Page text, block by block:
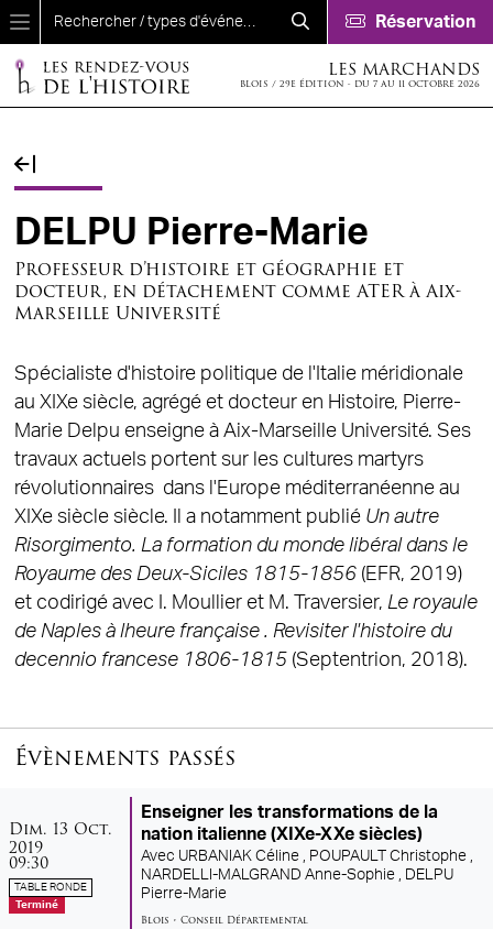
Aller au contenu principal
Réservation
LES MARCHANDS
BLOIS / 29E ÉDITION - DU 7 AU 11 OCTOBRE 2026
DELPU Pierre-Marie
Professeur d’histoire et géographie et
docteur, en détachement comme ATER à Aix-
Marseille Université
Spécialiste d'histoire politique de l'Italie méridionale
au XIXe siècle, agrégé et docteur en Histoire, Pierre-
Marie Delpu enseigne à Aix-Marseille Université. Ses
travaux actuels portent sur les cultures martyrs
révolutionnaires dans l'Europe méditerranéenne au
XIXe siècle siècle. Il a notamment publié Un autre
Risorgimento. La formation du monde libéral dans le
Royaume des Deux-Siciles 1815-1856(EFR, 2019)
et codirigé avec I. Moullier et M. Traversier, Le royaule
de Naples à lheure française . Revisiter l'histoire du
decennio francese 1806-1815 (Septentrion, 2018).
Évènements passés
dimanche
Dim. 13 octobre
Oct.
2019
09:30
TABLE RONDE
Terminé
Enseigner les transformations de la
nation italienne (XIXe-XXe siècles)
Avec URBANIAK Céline ,
POUPAULT Christophe ,
NARDELLI-MALGRAND Anne-Sophie ,
DELPU
Pierre-Marie
Blois • Conseil Départemental